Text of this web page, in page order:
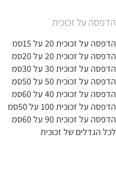
הדפסה על זכוכית
הדפסה על זכוכית 20 על 15סמ
הדפסה על זכוכית 20 על 20סמ
הדפסה על זכוכית 30 על 30סמ
הדפסה על זכוכית 50 על 50סמ
הדפסה על זכוכית 40 על 60סמ
הדפסה על זכוכית 100 על 50סמ
הדפסה על זכוכית 90 על 60סמ
לכל הגדלים של זכוכית